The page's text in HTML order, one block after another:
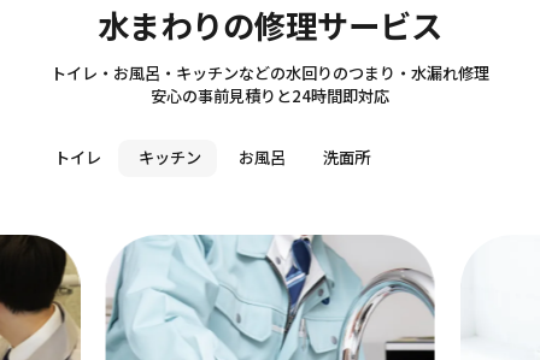
水まわりの修理サービス
Sanitary
トイレ・お風呂・キッチンなどの水回りのつまり・水漏れ修理
安心の事前見積りと24時間即対応
トイレ キッチン お風呂 洗面所